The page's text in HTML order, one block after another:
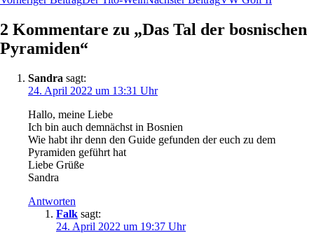
2 Kommentare zu „Das Tal der bosnischen
Pyramiden“
Sandra sagt:
24. April 2022 um 13:31 Uhr
Hallo, meine Liebe
Ich bin auch demnächst in Bosnien
Wie habt ihr denn den Guide gefunden der euch zu dem
Pyramiden geführt hat
Liebe Grüße
Sandra
Antworten
Falk sagt:
24. April 2022 um 19:37 Uhr